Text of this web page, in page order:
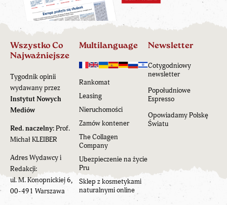
Wszystko Co
Najważniejsze
Tygodnik opinii
wydawany przez
Instytut Nowych
Mediów
Red. naczelny:Prof.
Michał KLEIBER
Adres Wydawcy i
Redakcji:
ul. M. Konopnickiej 6,
00-491 Warszawa
Multilanguage
Rankomat
Leasing
Nieruchomości
Zamów kontener
The Collagen
Company
Ubezpieczenie na życie
Pru
Sklep z kosmetykami
naturalnymi online
Newsletter
Cotygodniowy
newsletter
Popołudniowe
Espresso
Opowiadamy Polskę
Światu